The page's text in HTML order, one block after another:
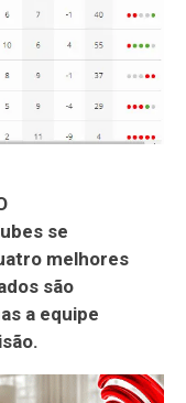
se
melhores
são
a equipe